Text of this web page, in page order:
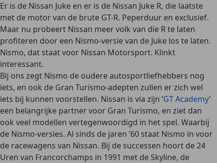
Er is de Nissan Juke en er is de Nissan Juke R, die laatste
met de motor van de brute GT-R. Peperduur en exclusief.
Maar nu probeert Nissan meer volk van die R te laten
profiteren door een Nismo-versie van de Juke los te laten.
Nismo, dat staat voor Nissan Motorsport. Klinkt
interessant.
Bij ons zegt Nismo de oudere autosportliefhebbers nog
iets, en ook de Gran Turismo-adepten zullen er zich wel
iets bij kunnen voorstellen. Nissan is via zijn ‘GT Academy’
een belangrijke partner voor Gran Turismo, en ziet dan
ook veel modellen vertegenwoordigd in het spel. Waarbij
de Nismo-versies. Al sinds de jaren ’60 staat Nismo in voor
de racewagens van Nissan. Bij de successen hoort de 24
Uren van Francorchamps in 1991 met de Skyline, de